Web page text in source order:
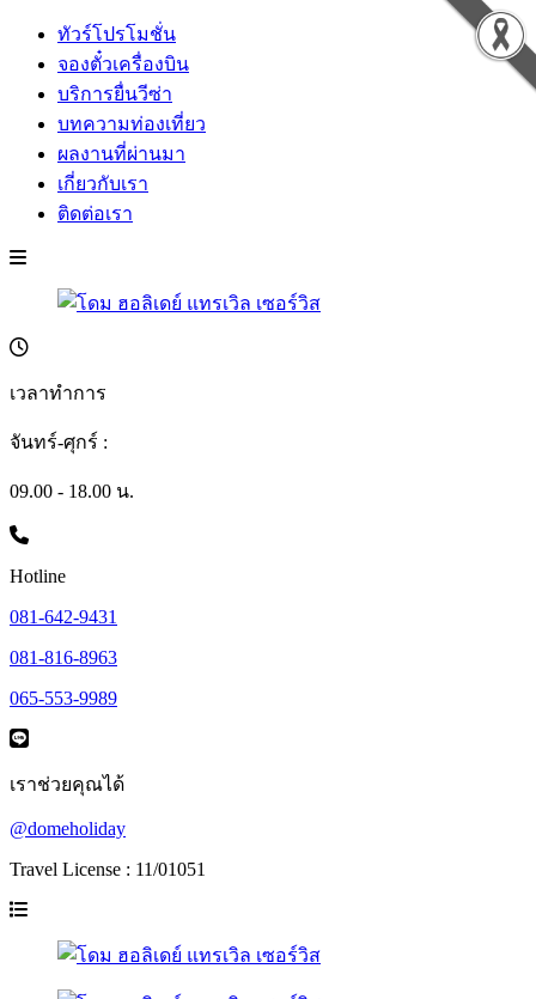
ทัวร์โปรโมชั่น
จองตั๋วเครื่องบิน
บริการยื่นวีซ่า
บทความท่องเที่ยว
ผลงานที่ผ่านมา
เกี่ยวกับเรา
ติดต่อเรา
เวลาทำการ
จันทร์-ศุกร์ :
09.00 - 18.00 น.
Hotline
081-642-9431
081-816-8963
065-553-9989
เราช่วยคุณได้
@domeholiday
Travel License : 11/01051